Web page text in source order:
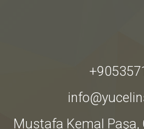
Mustafa Kemal Paşa,